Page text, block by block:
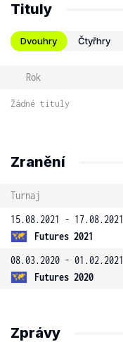
Tituly
Dvouhry Čtyřhry
Rok
Žádné tituly
Zranění
Turnaj
15.08.2021 - 17.08.2021
Futures 2021
08.03.2020 - 01.02.2021
Futures 2020
Zprávy